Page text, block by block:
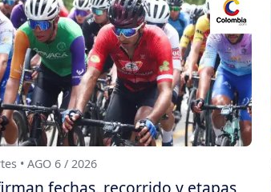
• AGO 6 / 2026
fechas, recorrido y etapas